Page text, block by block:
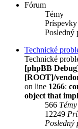
Fórum
Témy
Príspevky
Posledný
Technické
Technické
[phpBB
[ROOT]/
on line 1266:
object that
566 Témy
12249
Posledný